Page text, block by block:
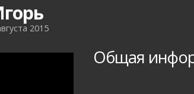
2015
Общая